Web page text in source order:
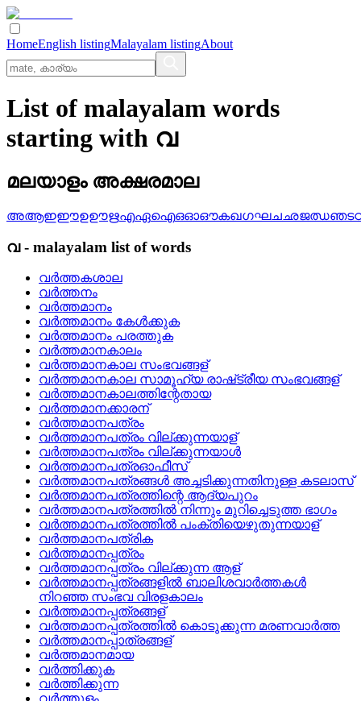
HomeEnglish listingMalayalam listingAbout
List of malayalam words
starting with വ
മലയാളം അക്ഷരമാല
അആഇഈഉഊഋഎഏഐഒഓഔകഖഗഘചഛജഝഞട
വ- malayalam list of words
വര്‍ത്തകശാല
വര്‍ത്തനം
വര്‍ത്തമാനം
വര്‍ത്തമാനം കേള്‍ക്കുക
വര്‍ത്തമാനം പരത്തുക
വര്‍ത്തമാനകാലം
വര്‍ത്തമാനകാല സംഭവങ്ങള്
വര്‍ത്തമാനകാല സാമൂഹ്യ രാഷ്‌ട്രീയ സംഭവങ്ങള്
വര്‍ത്തമാനകാലത്തിന്റേതായ
വര്‍ത്തമാനക്കാരന്
വര്‍ത്തമാനപത്രം
വര്‍ത്തമാനപത്രം വില്ക്കുന്നയാള്
വര്‍ത്തമാനപത്രം വില്ക്കുന്നയാള്‍
വര്‍ത്തമാനപത്രഓഫീസ്
വര്‍ത്തമാനപത്രങ്ങള്‍ അച്ചടിക്കുന്നതിനുള്ള കടലാസ്
വര്‍ത്തമാനപത്രത്തിന്റെ ആദ്യപുറം
വര്‍ത്തമാനപത്രത്തില്‍ നിന്നും മുറിച്ചെടുത്ത ഭാഗം
വര്‍ത്തമാനപത്രത്തില്‍ പംക്തിയെഴുതുന്നയാള്
വര്‍ത്തമാനപത്രിക
വര്‍ത്തമാനപ്പത്രം
വര്‍ത്തമാനപ്പത്രം വില്‌ക്കുന്ന ആള്
വര്‍ത്തമാനപ്പത്രങ്ങളില്‍ ബാലിശവാര്‍ത്തകള്‍
നിറഞ്ഞ സംഭവ വിരളകാലം
വര്‍ത്തമാനപ്പത്രങ്ങള്
വര്‍ത്തമാനപ്പത്രത്തില്‍ കൊടുക്കുന്ന മരണവാര്‍ത്ത
വര്‍ത്തമാനപ്പാത്രങ്ങള്
വര്‍ത്തമാനമായ
വര്‍ത്തിക്കുക
വര്‍ത്തിക്കുന്ന